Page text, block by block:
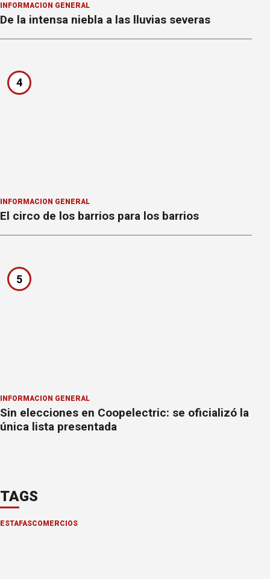
INFORMACION GENERAL
De la intensa niebla a las lluvias severas
4
INFORMACION GENERAL
El circo de los barrios para los barrios
5
INFORMACION GENERAL
Sin elecciones en Coopelectric: se oficializó la
única lista presentada
TAGS
ESTAFASCOMERCIOS